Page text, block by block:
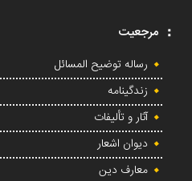
مرجعیت
رساله توضیح المسائل
زندگینامه
آثار و تألیفات
دیوان اشعار
معارف دین